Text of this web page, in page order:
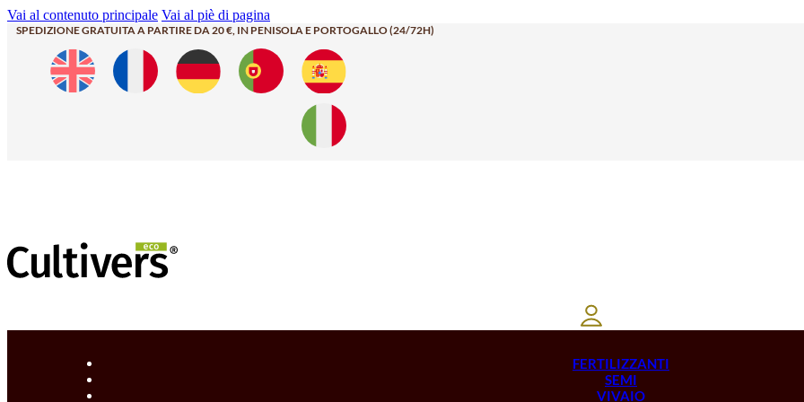
Vai al contenuto principale Vai al piè di pagina
SPEDIZIONE GRATUITA A PARTIRE DA 20 €, IN PENISOLA E PORTOGALLO (24/72H)
FERTILIZZANTI
SEMI
VIVAIO